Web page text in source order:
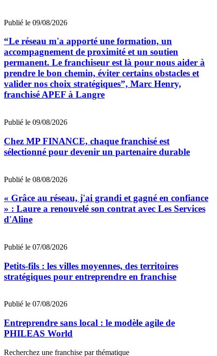
Publié le 09/08/2026
“Le réseau m'a apporté une formation, un
accompagnement de proximité et un soutien
permanent. Le franchiseur est là pour nous aider à
prendre le bon chemin, éviter certains obstacles et
valider nos choix stratégiques”, Marc Henry,
franchisé APEF à Langre
Publié le 09/08/2026
Chez MP FINANCE, chaque franchisé est
sélectionné pour devenir un partenaire durable
Publié le 08/08/2026
« Grâce au réseau, j'ai grandi et gagné en confiance
» : Laure a renouvelé son contrat avec Les Services
d'Aline
Publié le 07/08/2026
Petits-fils : les villes moyennes, des territoires
stratégiques pour entreprendre en franchise
Publié le 07/08/2026
Entreprendre sans local : le modèle agile de
PHILEAS World
Recherchez une franchise par thématique